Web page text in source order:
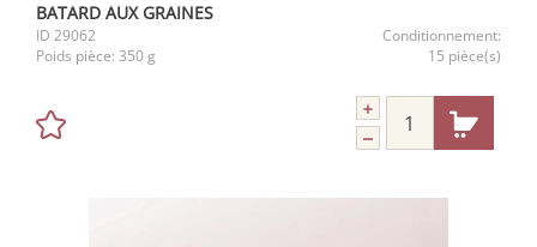
BATARD AUX GRAINES
ID 29062
Conditionnement:
Poids pièce: 350 g 15 pièce(s)